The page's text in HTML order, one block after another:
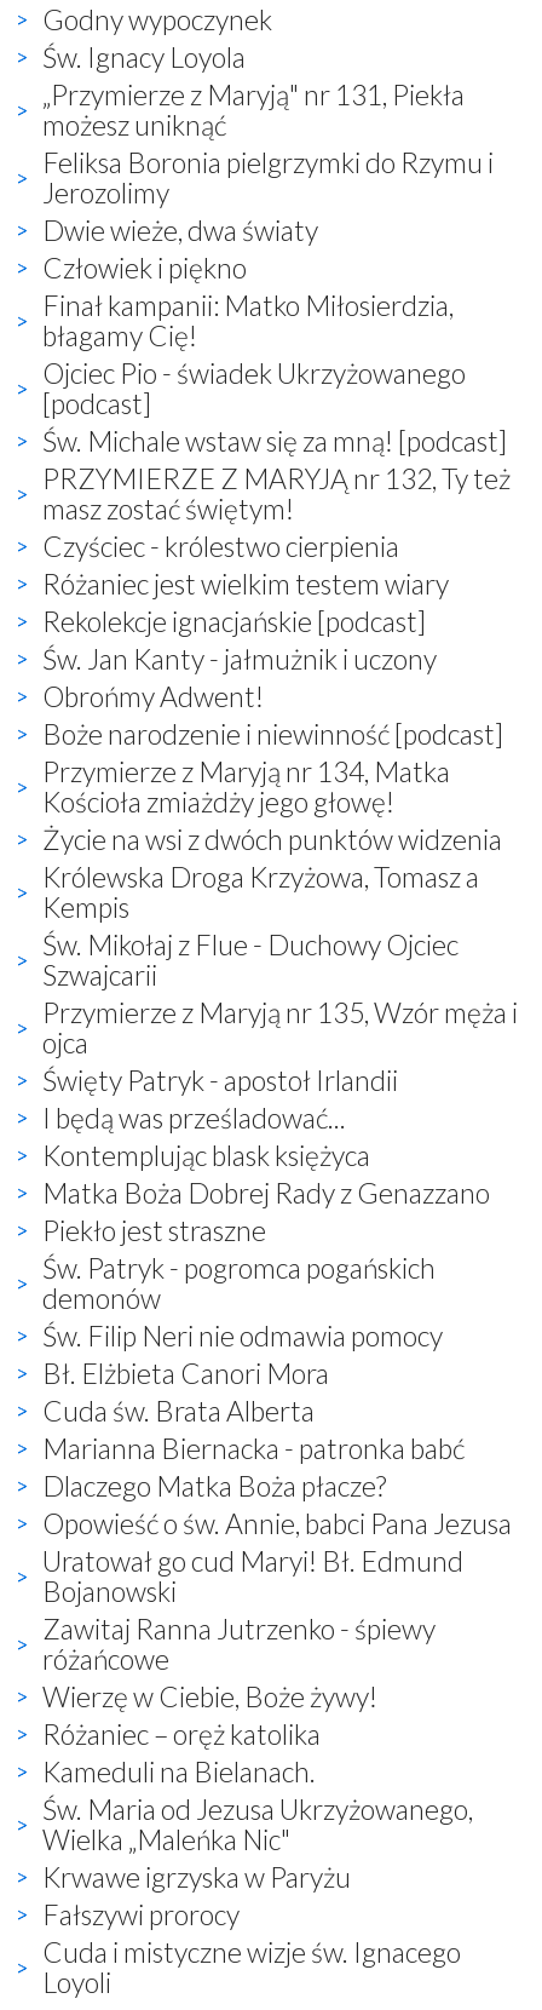
Godny wypoczynek
Św. Ignacy Loyola
„Przymierze z Maryją" nr 131, Piekła
możesz uniknąć
Feliksa Boronia pielgrzymki do Rzymu i
Jerozolimy
Dwie wieże, dwa światy
Człowiek i piękno
Finał kampanii: Matko Miłosierdzia,
błagamy Cię!
Ojciec Pio - świadek Ukrzyżowanego
[podcast]
Św. Michale wstaw się za mną! [podcast]
PRZYMIERZE Z MARYJĄ nr 132, Ty też
masz zostać świętym!
Czyściec - królestwo cierpienia
Różaniec jest wielkim testem wiary
Rekolekcje ignacjańskie [podcast]
Św. Jan Kanty - jałmużnik i uczony
Obrońmy Adwent!
Boże narodzenie i niewinność [podcast]
Przymierze z Maryją nr 134, Matka
Kościoła zmiażdży jego głowę!
Życie na wsi z dwóch punktów widzenia
Królewska Droga Krzyżowa, Tomasz a
Kempis
Św. Mikołaj z Flue - Duchowy Ojciec
Szwajcarii
Przymierze z Maryją nr 135, Wzór męża i
ojca
Święty Patryk - apostoł Irlandii
I będą was prześladować...
Kontemplując blask księżyca
Matka Boża Dobrej Rady z Genazzano
Piekło jest straszne
Św. Patryk - pogromca pogańskich
demonów
Św. Filip Neri nie odmawia pomocy
Bł. Elżbieta Canori Mora
Cuda św. Brata Alberta
Marianna Biernacka - patronka babć
Dlaczego Matka Boża płacze?
Opowieść o św. Annie, babci Pana Jezusa
Uratował go cud Maryi! Bł. Edmund
Bojanowski
Zawitaj Ranna Jutrzenko - śpiewy
różańcowe
Wierzę w Ciebie, Boże żywy!
Różaniec – oręż katolika
Kameduli na Bielanach.
Św. Maria od Jezusa Ukrzyżowanego,
Wielka „Maleńka Nic"
Krwawe igrzyska w Paryżu
Fałszywi prorocy
Cuda i mistyczne wizje św. Ignacego
Loyoli